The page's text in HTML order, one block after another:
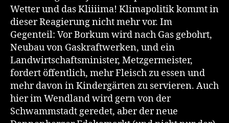
Wetter und das Kliiiima! Klimapolitik kommt in
dieser Reagierung nicht mehr vor. Im
Gegenteil: Vor Borkum wird nach Gas gebohrt,
Neubau von Gaskraftwerken, und ein
Landwirtschaftsminister, Metzgermeister,
fordert öffentlich, mehr Fleisch zu essen und
mehr davon in Kindergärten zu servieren. Auch
hier im Wendland wird gern von der
Schwammstadt geredet, aber der neue